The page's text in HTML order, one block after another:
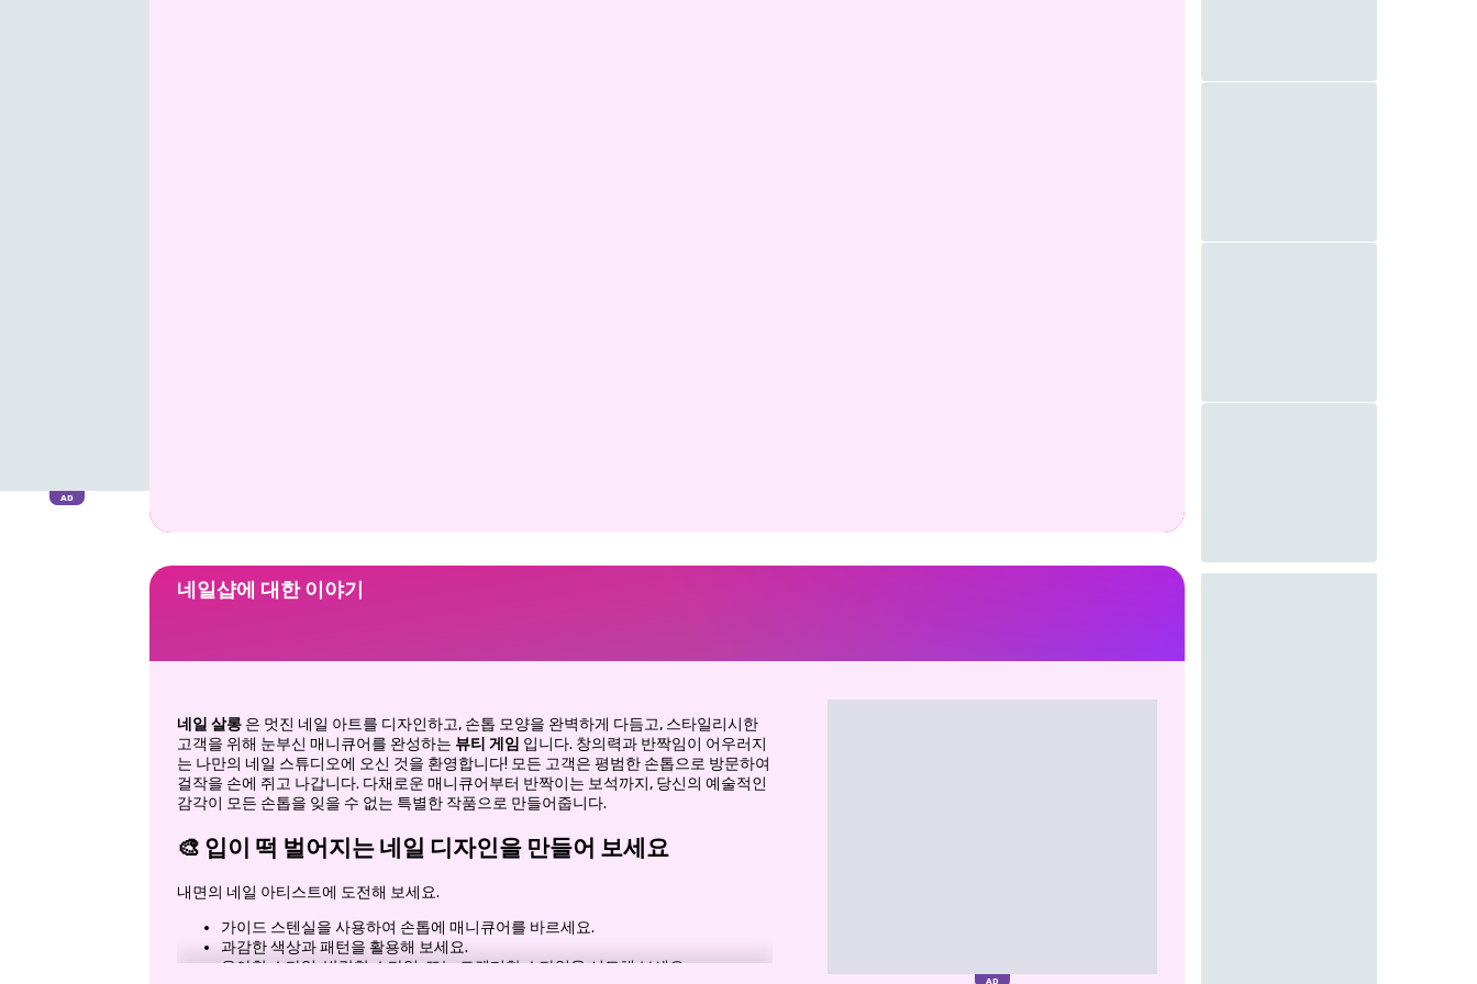
네일샵에 대한 이야기
네일 살롱 은 멋진 네일 아트를 디자인하고, 손톱 모양을 완벽하게 다듬고, 스타일리시한
고객을 위해 눈부신 매니큐어를 완성하는 뷰티 게임 입니다. 창의력과 반짝임이 어우러지
는 나만의 네일 스튜디오에 오신 것을 환영합니다! 모든 고객은 평범한 손톱으로 방문하여
걸작을 손에 쥐고 나갑니다. 다채로운 매니큐어부터 반짝이는 보석까지, 당신의 예술적인
감각이 모든 손톱을 잊을 수 없는 특별한 작품으로 만들어줍니다.
🎨 입이 떡 벌어지는 네일 디자인을 만들어 보세요
내면의 네일 아티스트에 도전해 보세요.
가이드 스텐실을 사용하여 손톱에 매니큐어를 바르세요.
과감한 색상과 패턴을 활용해 보세요.
우아한 스타일, 발랄한 스타일, 또는 트렌디한 스타일을 시도해 보세요.